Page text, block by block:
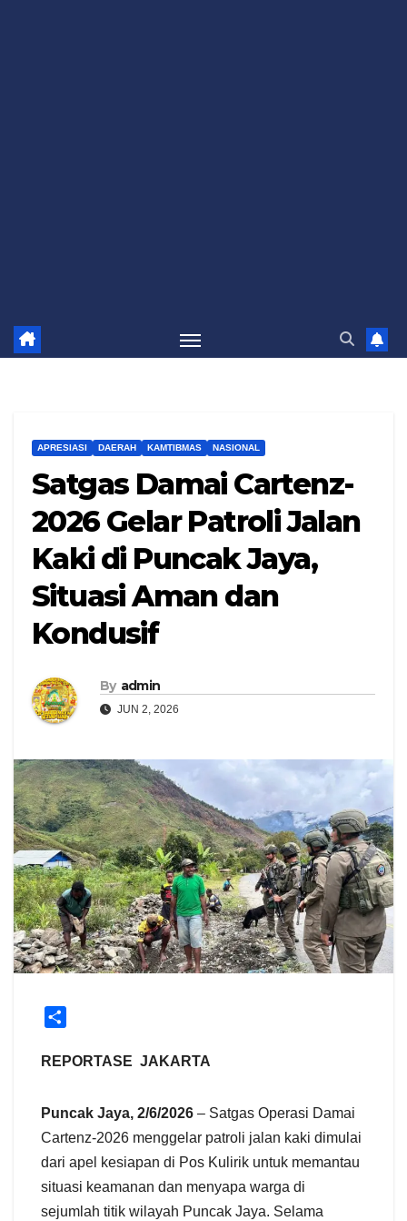
APRESIASI DAERAH KAMTIBMAS NASIONAL
Satgas Damai Cartenz-
2026 Gelar Patroli Jalan
Kaki di Puncak Jaya,
Situasi Aman dan
Kondusif
By admin
JUN 2, 2026
a
REPORTASE JAKARTA
Puncak Jaya, 2/6/2026 – Satgas Operasi Damai
Cartenz-2026 menggelar patroli jalan kaki dimulai
dari apel kesiapan di Pos Kulirik untuk memantau
situasi keamanan dan menyapa warga di
sejumlah titik wilayah Puncak Jaya. Selama